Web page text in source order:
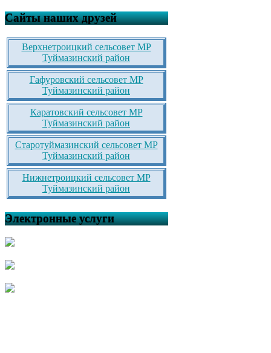
Сайты наших друзей
Верхнетроицкий сельсовет МР
Туймазинский район
Гафуровский сельсовет МР
Туймазинский район
Каратовский сельсовет МР
Туймазинский район
Старотуймазинский сельсовет МР
Туймазинский район
Нижнетроицкий сельсовет МР
Туймазинский район
Электронные услуги